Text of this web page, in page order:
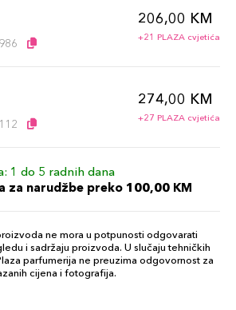
206,00 KM
+21 PLAZA cvjetića
274,00 KM
+27 PLAZA cvjetića
1 do 5 radnih dana
za narudžbe preko 100,00 KM
ne mora u potpunosti odgovarati
i sadržaju proizvoda. U slučaju tehničkih
parfumerija ne preuzima odgovornost za
cijena i fotografija.